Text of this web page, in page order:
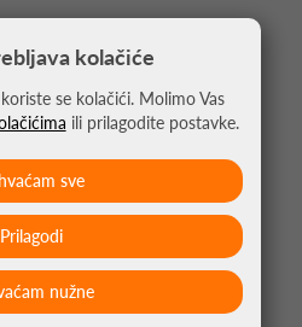
ZANIMA
kolačiće
se kolačići. Molimo Vas
ili prilagodite postavke.
nužne
Prilagodi
sve